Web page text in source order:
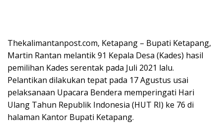
Thekalimantanpost.com, Ketapang – Bupati Ketapang,
Martin Rantan melantik 91 Kepala Desa (Kades) hasil
pemilihan Kades serentak pada Juli 2021 lalu.
Pelantikan dilakukan tepat pada 17 Agustus usai
pelaksanaan Upacara Bendera memperingati Hari
Ulang Tahun Republik Indonesia (HUT RI) ke 76 di
halaman Kantor Bupati Ketapang.